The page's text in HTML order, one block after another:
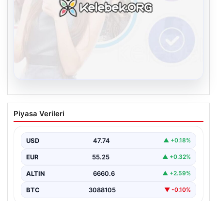
Kelebek.Org İle Sanal İletişimin Güvenli
Adresi Ve Sohbet Deneyimi
kurması kritik bir değer ifade etmektedir. Halen…
Piyasa Verileri
USD 47.74 ▲ +0.18%
EUR 55.25 ▲ +0.32%
ALTIN 6660.6 ▲ +2.59%
BTC 3088105 ▼ -0.10%